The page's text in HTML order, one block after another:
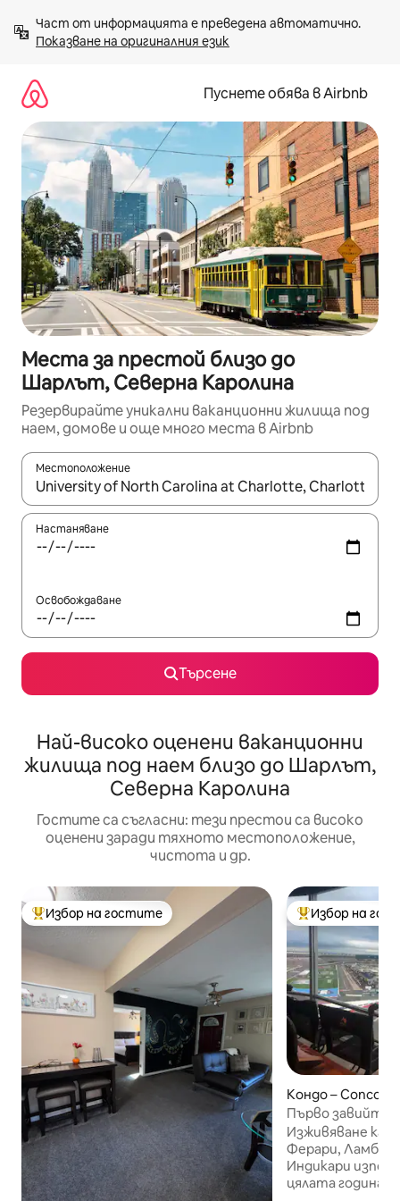
към
съдържанието
Показване на оригиналния език
Пуснете обява в Airbnb
Места за престой близо до
Шарлът, Северна Каролина
Резервирайте уникални ваканционни жилища под
наем, домове и още много места в Airbnb
Местоположение
Когато резултатите се покажат, използвайте
Настаняване
Освобождаване
Търсене
Най-високо оценени ваканционни
жилища под наем близо до Шарлът,
Северна Каролина
Гостите са съгласни: тези престои са високо
оценени заради тяхното местоположение,
чистота и др.
Най-популярен избор на гостите
Избор на гостите Най-популярен
Избор на
Кондо – Concord
Първо завийте
апартамент в
Спийдва
Изживяване
Ферари,
Индикари
цялата година